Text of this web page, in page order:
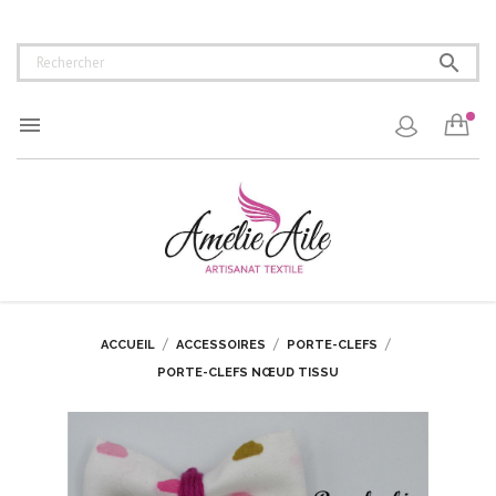


ACCUEIL ACCESSOIRES
PORTE-CLEFS
PORTE-CLEFS NŒUD TISSU